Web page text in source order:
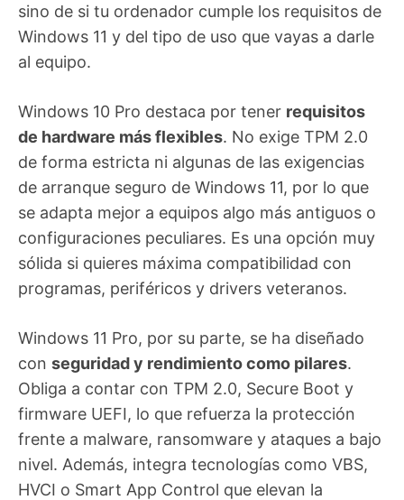
sino de si tu ordenador cumple los requisitos de
Windows 11 y del tipo de uso que vayas a darle
al equipo.
Windows 10 Pro destaca por tener requisitos
de hardware más flexibles. No exige TPM 2.0
de forma estricta ni algunas de las exigencias
de arranque seguro de Windows 11, por lo que
se adapta mejor a equipos algo más antiguos o
configuraciones peculiares. Es una opción muy
sólida si quieres máxima compatibilidad con
programas, periféricos y drivers veteranos.
Windows 11 Pro, por su parte, se ha diseñado
con seguridad y rendimiento como pilares.
Obliga a contar con TPM 2.0, Secure Boot y
firmware UEFI, lo que refuerza la protección
frente a malware, ransomware y ataques a bajo
nivel. Además, integra tecnologías como VBS,
HVCI o Smart App Control que elevan la